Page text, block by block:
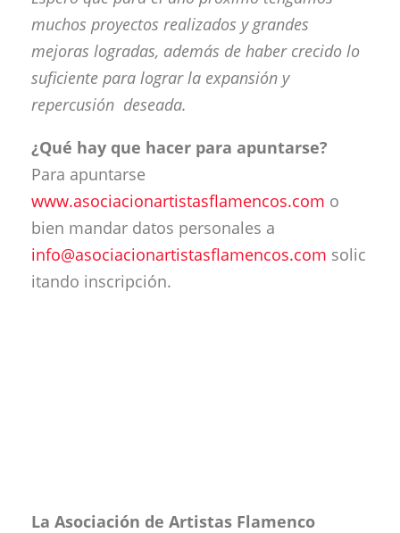
muchos proyectos realizados y grandes
mejoras logradas, además de haber crecido lo
suficiente para lograr la expansión y
repercusión deseada.
¿Qué hay que hacer para apuntarse?
Para apuntarse
www.asociacionartistasflamencos.com o
bien mandar datos personales a
info@asociacionartistasflamencos.com solic
itando inscripción.
La Asociación de Artistas Flamenco